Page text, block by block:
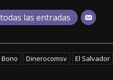
las entradas
Bono Dinerocomsv El Salvador